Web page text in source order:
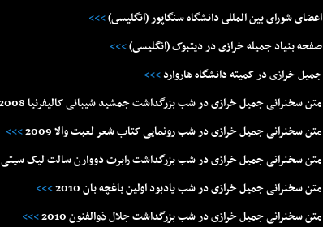
اعضاى شوراى بين المللى دانشگاه سنگاپور (انگليسى)>>>
صفحه بنياد جميله خرازى در ديتبوک (انگليسى)>>>
جميل خرازى در کميته دانشگاه هاروارد>>>
متن سخنرانی جمیل خرازی در شب بزرگداشت جمشید شیبانی کالیفرنیا 2008
متن سخنرانی جمیل خرازی در شب رونمایی کتاب شعر لعبت والا 2009
>>>
متن سخنرانی جمیل خرازی در شب بزرگداشت رابرت دووارن سالت لیک سیتی 2009
متن سخنرانی جمیل خرازی در شب یادبود اولین باغچه بان 2010
>>>
متن سخنرانی جمیل خرازی در شب بزرگداشت جلال ذوالفنون 2010
>>>